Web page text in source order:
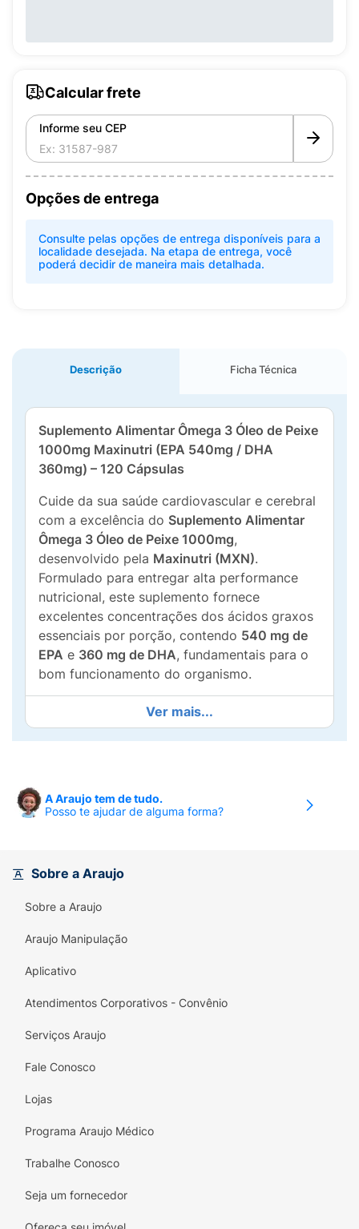
Calcular frete
Informe seu CEP
Opções de entrega
Consulte pelas opções de entrega disponíveis para a
localidade desejada. Na etapa de entrega, você
poderá decidir de maneira mais detalhada.
Descrição Ficha Técnica
Suplemento Alimentar Ômega 3 Óleo de Peixe
1000mg Maxinutri (EPA 540mg / DHA
360mg) – 120 Cápsulas
Cuide da sua saúde cardiovascular e cerebral
com a excelência do Suplemento Alimentar
Ômega 3 Óleo de Peixe 1000mg,
desenvolvido pela Maxinutri (MXN).
Formulado para entregar alta performance
nutricional, este suplemento fornece
excelentes concentrações dos ácidos graxos
essenciais por porção, contendo 540 mg de
EPA e 360 mg de DHA, fundamentais para o
bom funcionamento do organismo.
O grande diferencial deste produto é a sua
segurança e pureza absolutas, comprovadas
pela rigorosaCertificação Internacional IFOS
exata de Ômega 3 declarada, que o óleo é
fresco (não oxidado) e, o mais importante:
e outras substâncias químicas nocivas
uma apresentação prática em pote com 120
cápsulas, você garante qualidade,
transparência e cuidado diário para a sua
540mg de EPA e 360mg de DHA por
diária.
Certificação IFOS:
excelência que garante transparência,
rigorosamente testado e livre de mercúrio,
Ver mais...
A Araujo tem de tudo.
Posso te ajudar de alguma forma?
Sobre a Araujo
Sobre a Araujo
Araujo Manipulação
Aplicativo
Atendimentos Corporativos - Convênio
Serviços Araujo
Fale Conosco
Lojas
Programa Araujo Médico
Trabalhe Conosco
Seja um fornecedor